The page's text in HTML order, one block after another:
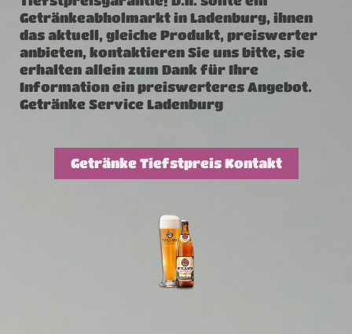
Getränkeabholmarkt in Ladenburg, ihnen
das aktuell, gleiche Produkt, preiswerter
anbieten, kontaktieren Sie uns bitte, sie
erhalten allein zum Dank für Ihre
Information ein preiswerteres Angebot.
Getränke Service Ladenburg
Getränke Tiefstpreis Kontakt